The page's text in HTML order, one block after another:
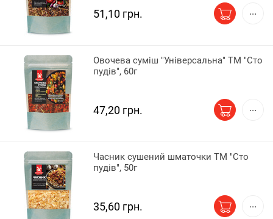
51,10 грн.
Овочева суміш "Універсальна" ТМ "Сто
пудів", 60г
47,20 грн.
Часник сушений шматочки ТМ "Сто
пудів", 50г
35,60 грн.